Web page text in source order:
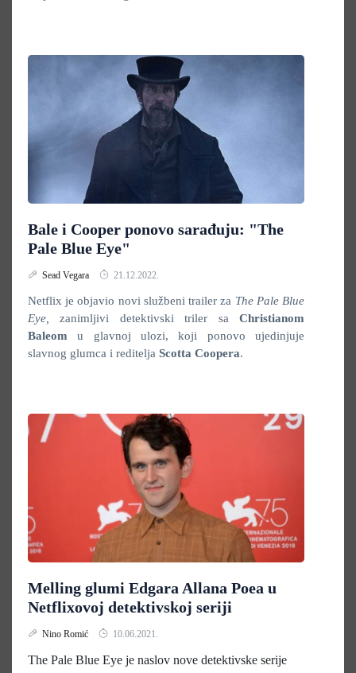
Bale i Cooper ponovo sarađuju: "The
Pale Blue Eye"
Sead Vegara 21.12.2022.
Netflix je objavio novi službeni trailer za The Pale Blue
Eye,zanimljivi detektivski triler saChristianom
Baleomu glavnoj ulozi, koji ponovo ujedinjuje
slavnog glumca i reditelja Scotta Coopera.
Melling glumi Edgara Allana Poea u
Netflixovoj detektivskoj seriji
Nino Romić 10.06.2021.
The Pale Blue Eye je naslov nove detektivske serije